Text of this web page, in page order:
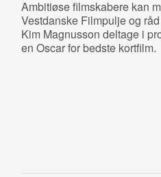
Ambitiøse filmskabere kan
Vestdanske Filmpulje og
Kim Magnusson deltage i
en Oscar for bedste kortfilm.